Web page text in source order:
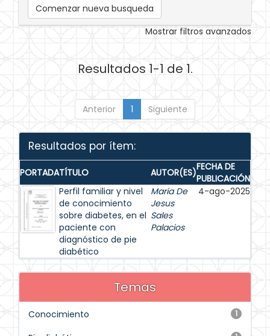
Comenzar nueva busqueda
Mostrar filtros avanzados
Resultados 1-1 de 1.
Anterior 1 Siguiente
Resultados por ítem:
PORTADATÍTULO AUTOR(ES)FECHA DE
PUBLICACIÓN
Perfil familiar y nivel
de conocimiento
sobre diabetes, en el
paciente con
diagnóstico de pie
diabético
Maria De
Jesus
Sales
Palacios
4-ago-2025
Temas
1
Conocimiento